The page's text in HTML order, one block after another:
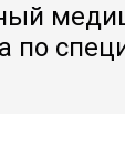
по